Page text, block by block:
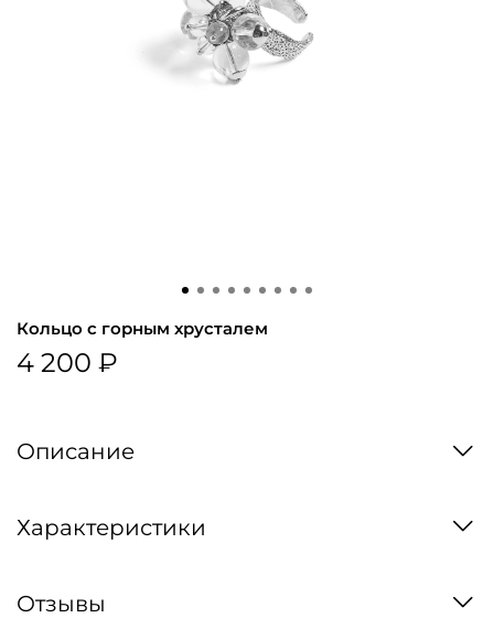
Кольцо с горным хрусталем
4 200 ₽
Описание
Характеристики
Отзывы